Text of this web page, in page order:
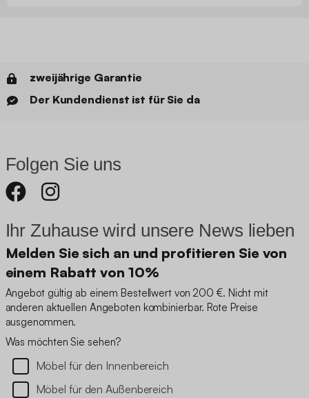
zweijährige Garantie
Der Kundendienst ist für Sie da
Folgen Sie uns
Ihr Zuhause wird unsere News lieben
Melden Sie sich an und profitieren Sie von
einem Rabatt von 10%
Angebot gültig ab einem Bestellwert von 200 €. Nicht mit
anderen aktuellen Angeboten kombinierbar. Rote Preise
ausgenommen.
Was möchten Sie sehen?
Möbel für den Innenbereich
Möbel für den Außenbereich